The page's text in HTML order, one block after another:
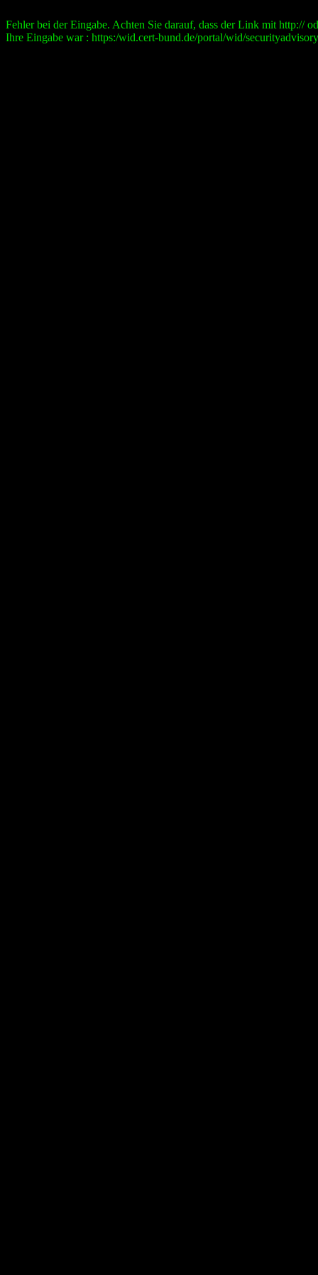
Fehler bei der Eingabe. Achten Sie darauf, dass der Link mit http://
Ihre Eingabe war : https:/wid.cert-bund.de/portal/wid/